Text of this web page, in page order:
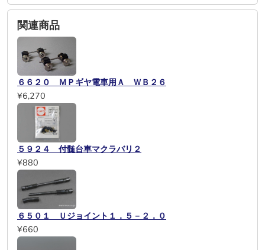
関連商品
６６２０ ＭＰギヤ電車用Ａ ＷＢ２６
¥6,270
５９２４ 付髄台車マクラバリ２
¥880
６５０１ Ｕジョイント１．５－２．０
¥660